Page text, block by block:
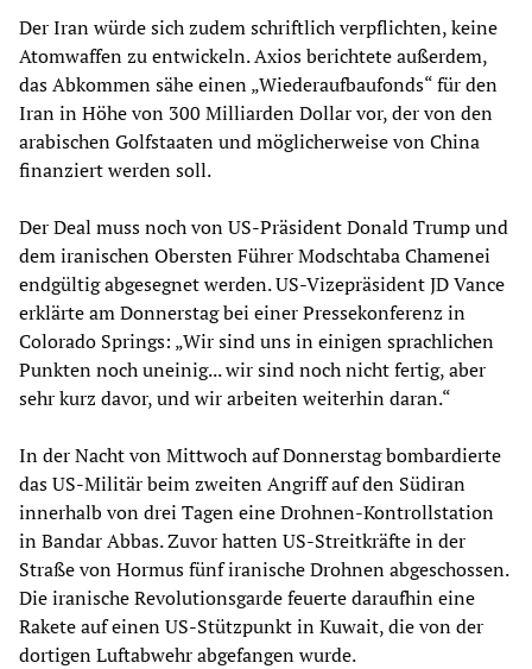
Der Iran würde sich zudem schriftlich verpflichten, keine
Atomwaffen zu entwickeln. Axios berichtete außerdem,
das Abkommen sähe einen „Wiederaufbaufonds“ für den
Iran in Höhe von 300 Milliarden Dollar vor, der von den
arabischen Golfstaaten und möglicherweise von China
finanziert werden soll.
Der Deal muss noch von US-Präsident Donald Trump und
dem iranischen Obersten Führer Modschtaba Chamenei
endgültig abgesegnet werden. US-Vizepräsident JD Vance
erklärte am Donnerstag bei einer Pressekonferenz in
Colorado Springs: „Wir sind uns in einigen sprachlichen
Punkten noch uneinig... wir sind noch nicht fertig, aber
sehr kurz davor, und wir arbeiten weiterhin daran.“
In der Nacht von Mittwoch auf Donnerstag bombardierte
das US-Militär beim zweiten Angriff auf den Südiran
innerhalb von drei Tagen eine Drohnen-Kontrollstation
in Bandar Abbas. Zuvor hatten US-Streitkräfte in der
Straße von Hormus fünf iranische Drohnen abgeschossen.
Die iranische Revolutionsgarde feuerte daraufhin eine
Rakete auf einen US-Stützpunkt in Kuwait, die von der
dortigen Luftabwehr abgefangen wurde.